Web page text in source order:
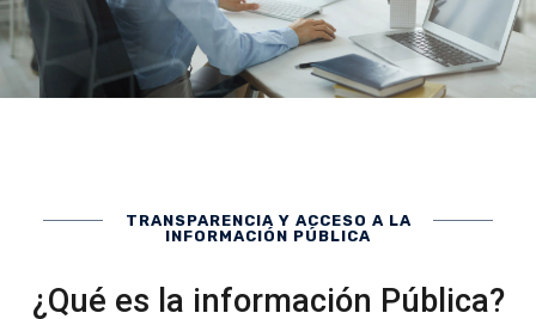
TRANSPARENCIA Y ACCESO A LA
INFORMACIÓN PÚBLICA
¿Qué es la información Pública?